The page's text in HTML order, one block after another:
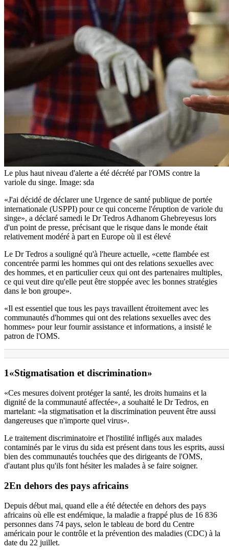
Le plus haut niveau d'alerte a été décrété par l'OMS contre la
variole du singe. Image: sda
«J'ai décidé de déclarer une Urgence de santé publique de portée
internationale (USPPI) pour ce qui concerne l'éruption de variole du
singe», a déclaré samedi le Dr Tedros Adhanom Ghebreyesus lors
d'un point de presse, précisant que le risque dans le monde était
relativement modéré à part en Europe où il est élevé
Le Dr Tedros a souligné qu'à l'heure actuelle, «cette flambée est
concentrée parmi les hommes qui ont des relations sexuelles avec
des hommes, et en particulier ceux qui ont des partenaires multiples,
ce qui veut dire qu'elle peut être stoppée avec les bonnes stratégies
dans le bon groupe».
«Il est essentiel que tous les pays travaillent étroitement avec les
communautés d'hommes qui ont des relations sexuelles avec des
hommes» pour leur fournir assistance et informations, a insisté le
patron de l'OMS.
«Stigmatisation etdiscrimination»
«Ces mesures doivent protéger la santé, les droits humains et la
dignité de la communauté affectée», a souhaité le Dr Tedros, en
martelant: «la stigmatisation et la discrimination peuvent être aussi
dangereuses que n'importe quel virus».
Le traitement discriminatoire et l'hostilité infligés aux malades
contaminés par le virus du sida est présent dans tous les esprits, aussi
bien des communautés touchées que des dirigeants de l'OMS,
d'autant plus qu'ils font hésiter les malades à se faire soigner.
En dehors des pays africains
Depuis début mai, quand elle a été détectée en dehors des pays
africains où elle est endémique, la maladie a frappé plus de 16 836
personnes dans 74 pays, selon le tableau de bord du Centre
américain pour le contrôle et la prévention des maladies (CDC) à la
date du 22 juillet.